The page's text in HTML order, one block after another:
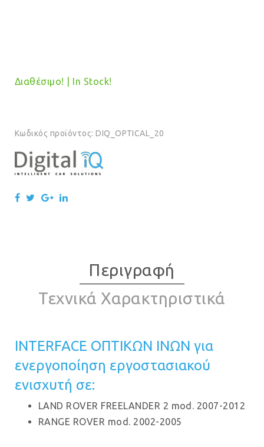
Διαθέσιμο! | In Stock!
Κωδικός προϊόντος:DIQ_OPTICAL_20
Περιγραφή
Τεχνικά Χαρακτηριστικά
INTERFACE ΟΠΤΙΚΩΝ ΙΝΩΝ για
ενεργοποίηση εργοστασιακού
ενισχυτή σε:
LAND ROVER FREELANDER 2 mod. 2007-2012
RANGE ROVER mod. 2002-2005